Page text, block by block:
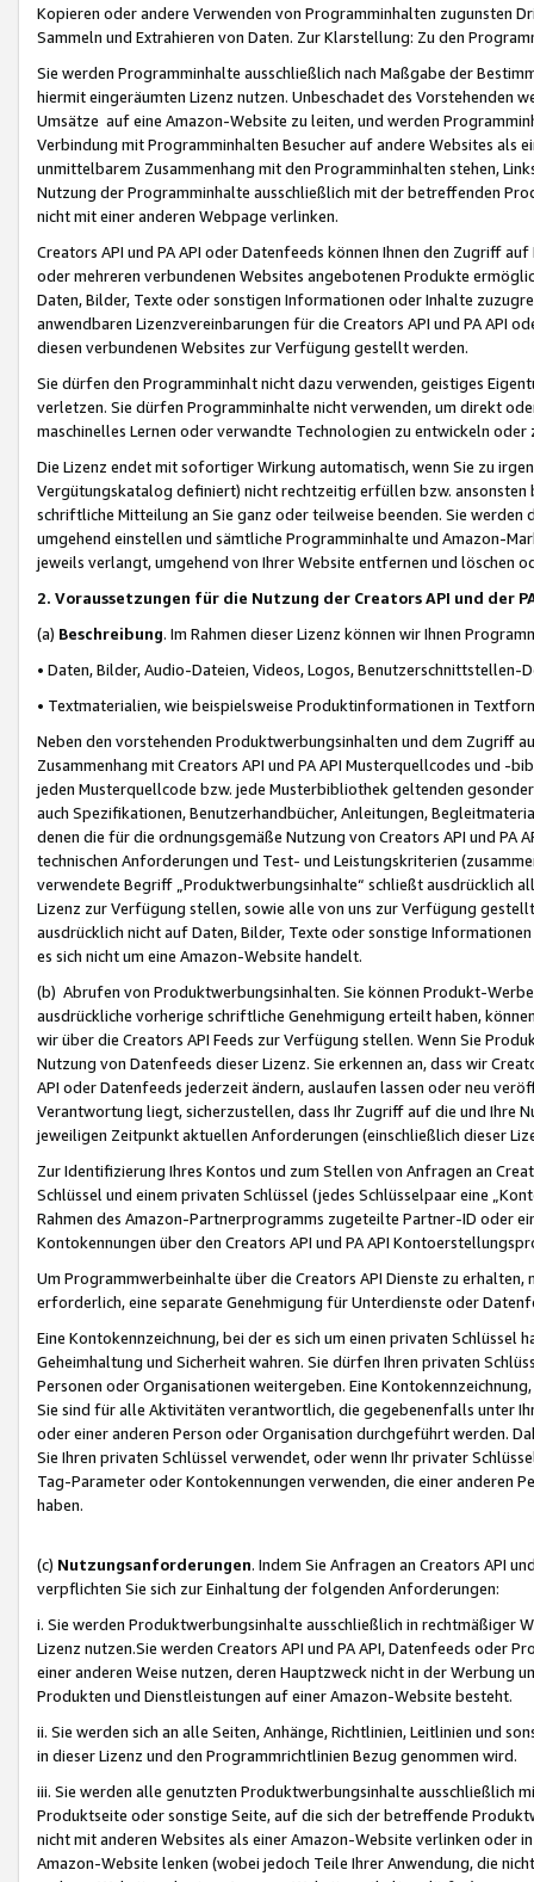
Kopieren oder andere Verwenden von Programminhalten zugunsten
Sammeln und Extrahieren von Daten. Zur Klarstellung: Zu den
Sie werden Programminhalte ausschließlich nach Maßgabe der
hiermit eingeräumten Lizenz nutzen. Unbeschadet des Vorstehenden
Umsätze auf eine Amazon-Website zu leiten, und werden
Verbindung mit Programminhalten Besucher auf andere Websites als
unmittelbarem Zusammenhang mit den Programminhalten stehen,
Nutzung der Programminhalte ausschließlich mit der betreffenden
nicht mit einer anderen Webpage verlinken.
Creators API und PA API oder Datenfeeds können Ihnen den Zugriff
oder mehreren verbundenen Websites angebotenen Produkte
Daten, Bilder, Texte oder sonstigen Informationen oder Inhalte
anwendbaren Lizenzvereinbarungen für die Creators API und PA API
diesen verbundenen Websites zur Verfügung gestellt werden.
Sie dürfen den Programminhalt nicht dazu verwenden, geistiges
verletzen. Sie dürfen Programminhalte nicht verwenden, um direkt
maschinelles Lernen oder verwandte Technologien zu entwickeln
Die Lizenz endet mit sofortiger Wirkung automatisch, wenn Sie zu
Vergütungskatalog definiert) nicht rechtzeitig erfüllen bzw. ansonsten
schriftliche Mitteilung an Sie ganz oder teilweise beenden. Sie werden
umgehend einstellen und sämtliche Programminhalte und Amazon-
jeweils verlangt, umgehend von Ihrer Website entfernen und löschen
2. Voraussetzungen für die Nutzung der Creators API und der
(a) Beschreibung. Im Rahmen dieser Lizenz können wir Ihnen
• Daten, Bilder, Audio-Dateien, Videos, Logos, Benutzerschnittstellen-
• Textmaterialien, wie beispielsweise Produktinformationen in
Neben den vorstehenden Produktwerbungsinhalten und dem Zugriff
Zusammenhang mit Creators API und PA API Musterquellcodes und
jeden Musterquellcode bzw. jede Musterbibliothek geltenden
auch Spezifikationen, Benutzerhandbücher, Anleitungen,
denen die für die ordnungsgemäße Nutzung von Creators API und PA
technischen Anforderungen und Test- und Leistungskriterien
verwendete Begriff „Produktwerbungsinhalte“ schließt ausdrücklich
Lizenz zur Verfügung stellen, sowie alle von uns zur Verfügung
ausdrücklich nicht auf Daten, Bilder, Texte oder sonstige
es sich nicht um eine Amazon-Website handelt.
(b) Abrufen von Produktwerbungsinhalten. Sie können Produkt-
ausdrückliche vorherige schriftliche Genehmigung erteilt haben,
wir über die Creators API Feeds zur Verfügung stellen. Wenn Sie
Nutzung von Datenfeeds dieser Lizenz. Sie erkennen an, dass wir
API oder Datenfeeds jederzeit ändern, auslaufen lassen oder neu
Verantwortung liegt, sicherzustellen, dass Ihr Zugriff auf die und Ihre
jeweiligen Zeitpunkt aktuellen Anforderungen (einschließlich dieser
Zur Identifizierung Ihres Kontos und zum Stellen von Anfragen an
Schlüssel und einem privaten Schlüssel (jedes Schlüsselpaar eine
Rahmen des Amazon-Partnerprogramms zugeteilte Partner-ID oder
Kontokennungen über den Creators API und PA API
Um Programmwerbeinhalte über die Creators API Dienste zu
erforderlich, eine separate Genehmigung für Unterdienste oder
Eine Kontokennzeichnung, bei der es sich um einen privaten
Geheimhaltung und Sicherheit wahren. Sie dürfen Ihren privaten
Personen oder Organisationen weitergeben. Eine
Sie sind für alle Aktivitäten verantwortlich, die gegebenenfalls unter
oder einer anderen Person oder Organisation durchgeführt werden.
Sie Ihren privaten Schlüssel verwendet, oder wenn Ihr privater
Tag-Parameter oder Kontokennungen verwenden, die einer anderen
haben.
(c) Nutzungsanforderungen. Indem Sie Anfragen an Creators API
verpflichten Sie sich zur Einhaltung der folgenden Anforderungen:
i. Sie werden Produktwerbungsinhalte ausschließlich in rechtmäßiger
Lizenz nutzen.Sie werden Creators API und PA API, Datenfeeds oder
einer anderen Weise nutzen, deren Hauptzweck nicht in der Werbung
Produkten und Dienstleistungen auf einer Amazon-Website besteht.
ii. Sie werden sich an alle Seiten, Anhänge, Richtlinien, Leitlinien und
in dieser Lizenz und den Programmrichtlinien Bezug genommen wird.
iii. Sie werden alle genutzten Produktwerbungsinhalte ausschließlich
Produktseite oder sonstige Seite, auf die sich der betreffende
nicht mit anderen Websites als einer Amazon-Website verlinken oder
Amazon-Website lenken (wobei jedoch Teile Ihrer Anwendung, die